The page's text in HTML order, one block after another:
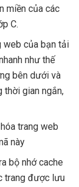
miền của các
C.
web của bạn tải
như thế
bên dưới và
thời gian ngắn,
trang web
này
bộ nhớ cache
trang được lưu